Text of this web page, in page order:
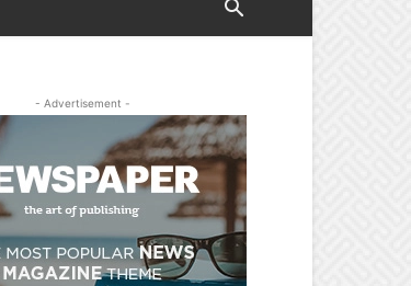
- Advertisement -